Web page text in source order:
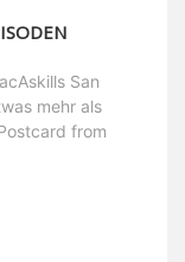
San
mehr als
from